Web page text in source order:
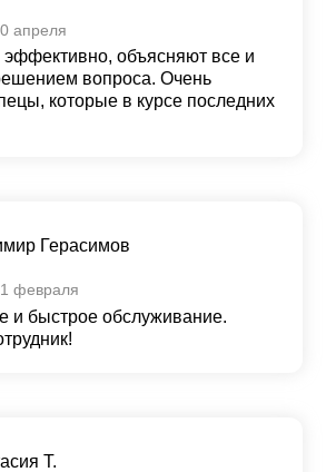
апреля
эффективно, объясняют все и
вопроса. Очень
которые в курсе последних
Герасимов
февраля
и быстрое обслуживание.
Т.